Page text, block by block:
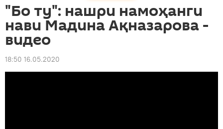
"Бо ту": нашри намоҳанги
нави Мадина Ақназарова -
видео
18:50 16.05.2020